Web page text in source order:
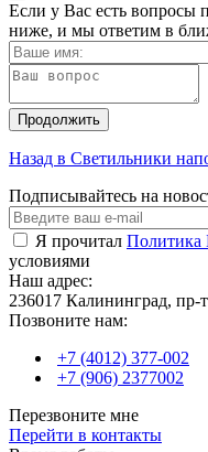
Если у Вас есть вопросы
ниже, и мы ответим в
Продолжить
Назад в Светильники
Подписывайтесь на
Я прочитал Политика
условиями
Наш адрес:
236017 Калининград,​ пр-
Позвоните нам:
+7 (4012) 377-002
+7 (906) 2377002
Перезвоните мне
Перейти в контакты